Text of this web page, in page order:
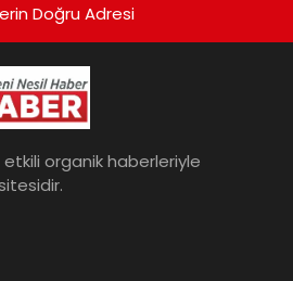
Doğru Adresi
organik haberleriyle